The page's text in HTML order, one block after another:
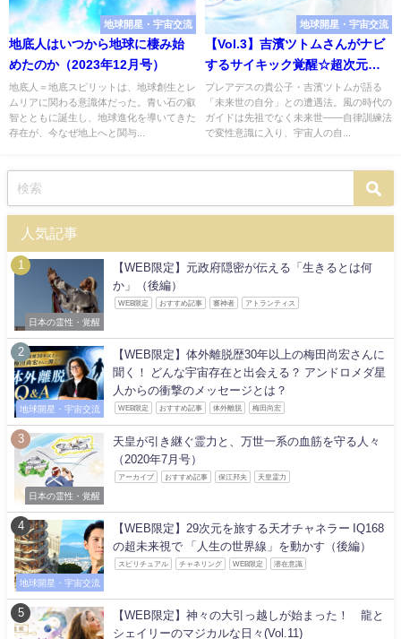
地球開星・宇宙交流
地底人はいつから地球に棲み始
めたのか（2023年12月号）
地底人＝地底スピリットは、地球創生とレ
ムリアに関わる意識体だった。青い石の叡
智とともに誕生し、地球進化を導いてきた
存在が、今なぜ地上へと関与...
地球開星・宇宙交流
【Vol.3】吉濱ツトムさんがナビ
するサイキック覚醒☆超次元ジ
ャーニー（2021年4月号）
プレアデスの貴公子・吉濱ツトムが語る
「未来世の自分」との遭遇法。風の時代の
ガイドは先祖でなく未来世——自律訓練法
で変性意識に入り、宇宙人の自...
人気記事
日本の霊性・覚醒
【WEB限定】元政府隠密が伝える「生きるとは何
か」（後編）
WEB限定 おすすめ記事 審神者 アトランティス
地球開星・宇宙交流
【WEB限定】体外離脱歴30年以上の梅田尚宏さんに
聞く！ どんな宇宙存在と出会える？ アンドロメダ星
人からの衝撃のメッセージとは？
WEB限定 おすすめ記事 体外離脱 梅田尚宏
日本の霊性・覚醒
天皇が引き継ぐ霊力と、万世一系の血筋を守る人々
（2020年7月号）
アーカイブ おすすめ記事 保江邦夫 天皇霊力
地球開星・宇宙交流
【WEB限定】29次元を旅する天才チャネラー IQ168
の超未来視で 「人生の世界線」を動かす（後編）
スピリチュアル チャネリング WEB限定 潜在意識
【WEB限定】神々の大引っ越しが始まった！ 龍と
シェイリーのマジカルな日々(Vol.11)